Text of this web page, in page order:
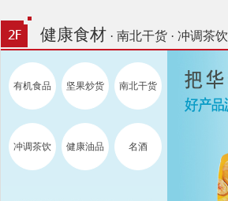
健康食材 · 南北干货 · 冲调茶饮
有机食品 坚果炒货 南北干货
冲调茶饮 健康油品 名酒